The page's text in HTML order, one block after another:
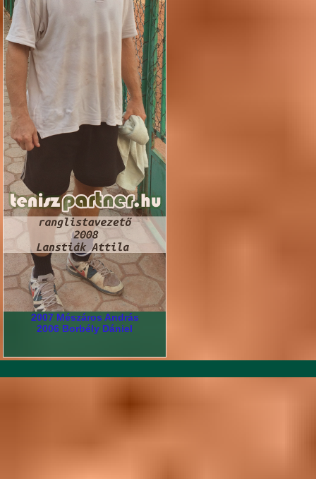
2007 Mészáros András
2006 Borbély Dániel